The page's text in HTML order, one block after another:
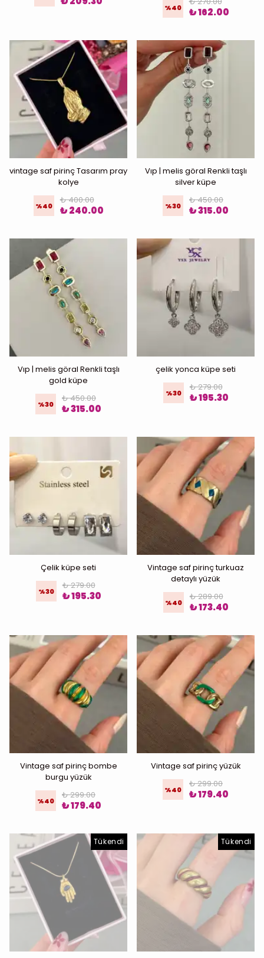
%40 ₺ 162.00
vintage saf pirinç Tasarım pray
kolye
%40
₺ 400.00
₺ 240.00
Vıp | melis göral Renkli taşlı
silver küpe
%30
₺ 450.00
₺ 315.00
Vıp | melis göral Renkli taşlı
gold küpe
%30
₺ 450.00
₺ 315.00
çelik yonca küpe seti
%30
₺ 279.00
₺ 195.30
Çelik küpe seti
%30
₺ 279.00
₺ 195.30
Vintage saf pirinç turkuaz
detaylı yüzük
%40
₺ 289.00
₺ 173.40
Vintage saf pirinç bombe
burgu yüzük
%40
₺ 299.00
₺ 179.40
Vintage saf pirinç yüzük
%40
₺ 299.00
₺ 179.40
Tükendi Tükendi